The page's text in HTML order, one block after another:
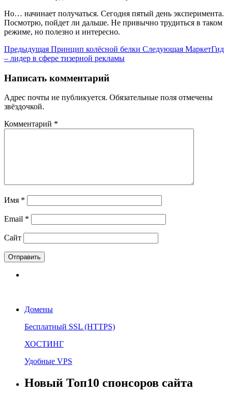
Но… начинает получаться. Сегодня пятый день эксперимента.
Посмотрю, пойдет ли дальше. Не привычно трудиться в таком
режиме, но полезно и интересно.
Предыдущая Принцип колёсной белки Следующая МаркетГид
– лидер в сфере тизерной рекламы
Написать комментарий
Адрес почты не публикуется. Обязательные поля отмечены
звёздочкой.
Комментарий *
Имя *
Email *
Сайт
Домены
Бесплатный SSL (HTTPS)
ХОСТИНГ
Удобные VPS
Новый Топ10 спонсоров сайта